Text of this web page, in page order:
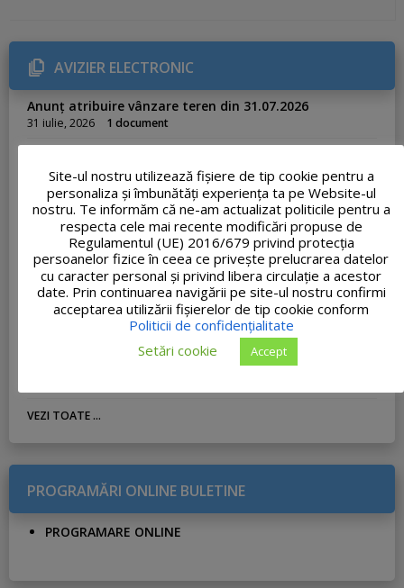
r
i
e
s
AVIZIER ELECTRONIC
Anunț atribuire vânzare teren din 31.07.2026
31 iulie, 2026 1 document
29 iulie, 2026 1 document
Anunț atribuire concesiune Nr. 33.175/23.07.2026
23 iulie, 2026 1 document
Adresa nr. 33062 – Ofertă de școlarizare Academia de
Poliție
23 iulie, 2026 1 document
PROCES-VERBAL FINAL al concursului de recrutare
organizat pentru ocuparea funcției publice de execuție
vacante de Inspector, clasa I, grad profesional
asistent, în cadrul Compartimentului Urbanism și
VEZI TOATE ...
PROGRAMĂRI ONLINE BULETINE
PROGRAMARE ONLINE
Site-ul nostru utilizează fişiere de tip cookie pentru a
personaliza și îmbunătăți experiența ta pe Website-ul
nostru. Te informăm că ne-am actualizat politicile pentru a
respecta cele mai recente modificări propuse de
Regulamentul (UE) 2016/679 privind protecția
persoanelor fizice în ceea ce privește prelucrarea datelor
cu caracter personal și privind libera circulație a acestor
date. Prin continuarea navigării pe site-ul nostru confirmi
acceptarea utilizării fişierelor de tip cookie conform
Politicii de confidențialitate
Setări cookie
Accept